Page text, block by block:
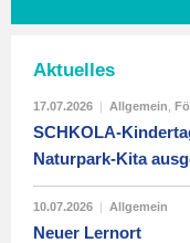
Aktuelles
17.07.2026 | Allgemein
SCHKOLA-
Naturpark-Kita
10.07.2026 | Allgemein
Neuer Lernort